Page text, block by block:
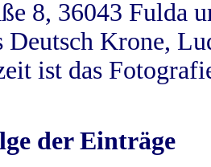
8, 36043 Fulda
Deutsch Krone,
ist das
der Einträge